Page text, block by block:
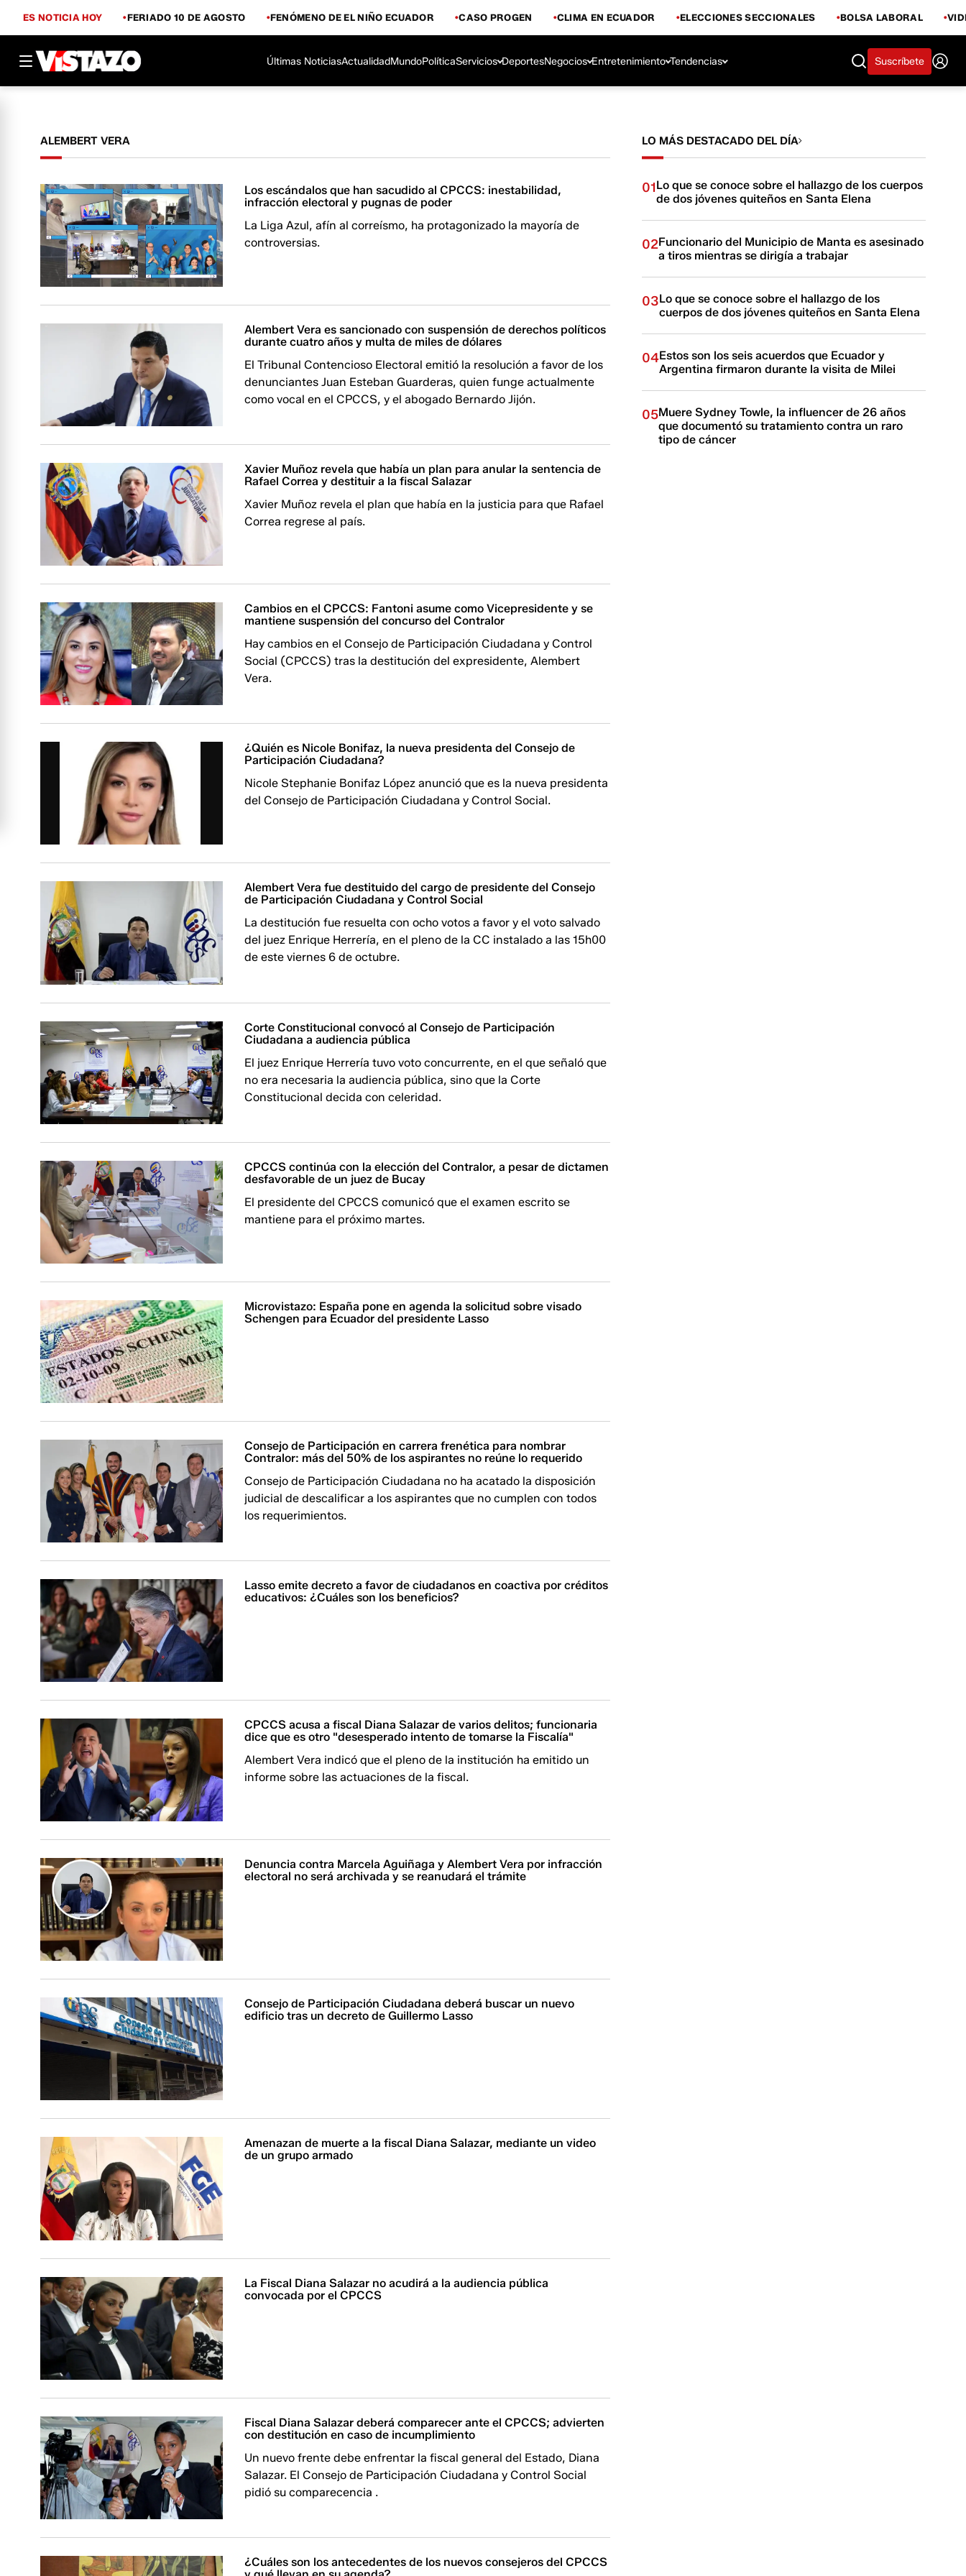
ES NOTICIA HOY FERIADO 10 DE AGOSTO FENÓMENO DE EL NIÑO ECUADOR CASO PROGEN CLIMA EN ECUADOR ELECCIONES SECCIONALES BOLSA LABORAL
Últimas NoticiasActualidadMundoPolíticaServicios DeportesNegocios Entretenimiento Tendencias Suscríbete
ALEMBERT VERA
Los escándalos que han sacudido al CPCCS: inestabilidad,
infracción electoral y pugnas de poder
La Liga Azul, afín al correísmo, ha protagonizado la mayoría de
controversias.
Alembert Vera es sancionado con suspensión de derechos políticos
durante cuatro años y multa de miles de dólares
El Tribunal Contencioso Electoral emitió la resolución a favor de los
denunciantes Juan Esteban Guarderas, quien funge actualmente
como vocal en el CPCCS, y el abogado Bernardo Jijón.
Xavier Muñoz revela que había un plan para anular la sentencia de
Rafael Correa y destituir a la fiscal Salazar
Xavier Muñoz revela el plan que había en la justicia para que Rafael
Correa regrese al país.
Cambios en el CPCCS: Fantoni asume como Vicepresidente y se
mantiene suspensión del concurso del Contralor
Hay cambios en el Consejo de Participación Ciudadana y Control
Social (CPCCS) tras la destitución del expresidente, Alembert
Vera.
¿Quién es Nicole Bonifaz, la nueva presidenta del Consejo de
Participación Ciudadana?
Nicole Stephanie Bonifaz López anunció que es la nueva presidenta
del Consejo de Participación Ciudadana y Control Social.
Alembert Vera fue destituido del cargo de presidente del Consejo
de Participación Ciudadana y Control Social
La destitución fue resuelta con ocho votos a favor y el voto salvado
del juez Enrique Herrería, en el pleno de la CC instalado a las 15h00
de este viernes 6 de octubre.
Corte Constitucional convocó al Consejo de Participación
Ciudadana a audiencia pública
El juez Enrique Herrería tuvo voto concurrente, en el que señaló que
no era necesaria la audiencia pública, sino que la Corte
Constitucional decida con celeridad.
CPCCS continúa con la elección del Contralor, a pesar de dictamen
desfavorable de un juez de Bucay
El presidente del CPCCS comunicó que el examen escrito se
mantiene para el próximo martes.
Microvistazo: España pone en agenda la solicitud sobre visado
Schengen para Ecuador del presidente Lasso
Consejo de Participación en carrera frenética para nombrar
Contralor: más del 50% de los aspirantes no reúne lo requerido
Consejo de Participación Ciudadana no ha acatado la disposición
judicial de descalificar a los aspirantes que no cumplen con todos
los requerimientos.
Lasso emite decreto a favor de ciudadanos en coactiva por créditos
educativos: ¿Cuáles son los beneficios?
CPCCS acusa a fiscal Diana Salazar de varios delitos; funcionaria
dice que es otro "desesperado intento de tomarse la Fiscalía"
Alembert Vera indicó que el pleno de la institución ha emitido un
informe sobre las actuaciones de la fiscal.
Denuncia contra Marcela Aguiñaga y Alembert Vera por infracción
electoral no será archivada y se reanudará el trámite
Consejo de Participación Ciudadana deberá buscar un nuevo
edificio tras un decreto de Guillermo Lasso
Amenazan de muerte a la fiscal Diana Salazar, mediante un video
de un grupo armado
La Fiscal Diana Salazar no acudirá a la audiencia pública
convocada por el CPCCS
Fiscal Diana Salazar deberá comparecer ante el CPCCS; advierten
con destitución en caso de incumplimiento
Un nuevo frente debe enfrentar la fiscal general del Estado, Diana
Salazar. El Consejo de Participación Ciudadana y Control Social
pidió su comparecencia ​​​​​​.
¿Cuáles son los antecedentes de los nuevos consejeros del CPCCS
LO MÁS DESTACADO DEL DÍA
01Lo que se conoce sobre el hallazgo de los cuerpos
de dos jóvenes quiteños en Santa Elena
02Funcionario del Municipio de Manta es asesinado
a tiros mientras se dirigía a trabajar
03Lo que se conoce sobre el hallazgo de los
cuerpos de dos jóvenes quiteños en Santa Elena
04Estos son los seis acuerdos que Ecuador y
Argentina firmaron durante la visita de Milei
05Muere Sydney Towle, la influencer de 26 años
que documentó su tratamiento contra un raro
tipo de cáncer